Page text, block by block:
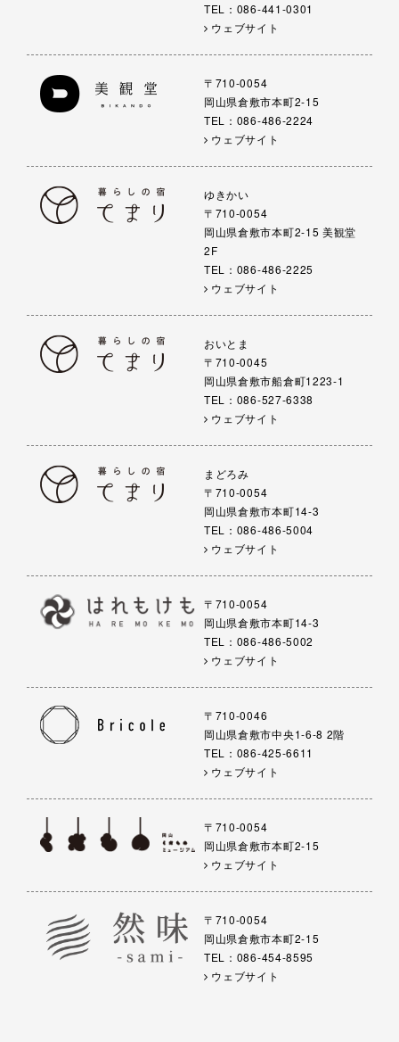
TEL：086-441-0301
ウェブサイト
〒710-0054
岡山県倉敷市本町2-15
TEL：086-486-2224
ウェブサイト
ゆきかい
〒710-0054
岡山県倉敷市本町2-15 美観堂
2F
TEL：086-486-2225
ウェブサイト
おいとま
〒710-0045
岡山県倉敷市船倉町1223-1
TEL：086-527-6338
ウェブサイト
まどろみ
〒710-0054
岡山県倉敷市本町14-3
TEL：086-486-5004
ウェブサイト
〒710-0054
岡山県倉敷市本町14-3
TEL：086-486-5002
ウェブサイト
〒710-0046
岡山県倉敷市中央1-6-8 2階
TEL：086-425-6611
ウェブサイト
〒710-0054
岡山県倉敷市本町2-15
ウェブサイト
〒710-0054
岡山県倉敷市本町2-15
TEL：086-454-8595
ウェブサイト